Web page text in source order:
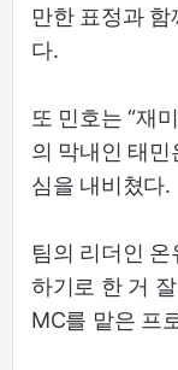
만한 표정과 함
다.
또 민호는 “재
의 막내인 태민
심을 내비쳤다.
팀의 리더인
하기로 한 거
MC를 맡은 프